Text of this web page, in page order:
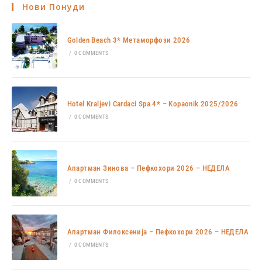
Нови Понуди
Golden Beach 3* Метаморфози 2026
/ 0 COMMENTS
Hotel Kraljevi Cardaci Spa 4* – Kopaonik 2025/2026
/ 0 COMMENTS
Апартман Зинова – Пефкохори 2026 – НЕДЕЛА
/ 0 COMMENTS
Апартман Филоксенија – Пефкохори 2026 – НЕДЕЛА
/ 0 COMMENTS